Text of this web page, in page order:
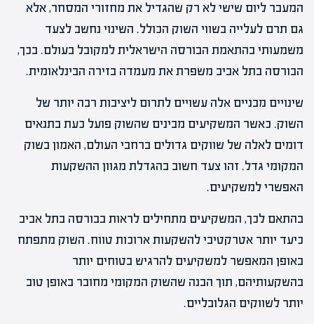
המעבר ליום שישי לא רק שהגדיל את מחזורי המסחר, אלא
גם תרם לעלייה בשווי השוק הכולל. השינוי נחשב לצעד
משמעותי בהתאמת הבורסה הישראלית למקובל בעולם. בכך,
הבורסה בתל אביב משפרת את מעמדה בזירה הבינלאומית.
שינויים מבניים אלה עשויים לתרום ליציבות רבה יותר של
השוק. כאשר המשקיעים מבינים שהשוק פועל כעת בתנאים
דומים לאלה של שווקים גדולים ברחבי העולם, האמון בשוק
המקומי גדל. זהו צעד חשוב בהגדלת מגוון ההשקעות
האפשרי למשקיעים.
בהתאם לכך, המשקיעים מתחילים לראות בבורסה בתל אביב
כיעד יותר אטרקטיבי להשקעות ארוכות טווח. השוק מתפתח
באופן המאפשר למשקיעים להרגיש בטוחים יותר
בהשקעותיהם, תוך הבנה שהשוק המקומי מחובר באופן טוב
יותר לשווקים הגלובליים.